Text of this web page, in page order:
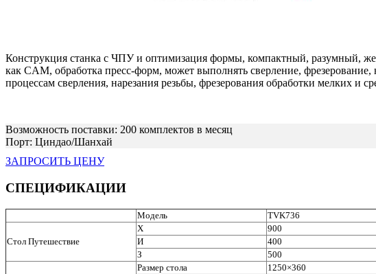
Конструкция станка с ЧПУ и оптимизация формы, компактный, разумный,
как CAM, обработка пресс-форм, может выполнять сверление,
процессам сверления, нарезания резьбы, фрезерования обработки мелких и
Возможность поставки: 200 комплектов в месяц
Порт: Циндао/Шанхай
ЗАПРОСИТЬ ЦЕНУ
СПЕЦИФИКАЦИИ
Модель TVK736
Стол Путешествие
Х
900
И
400
З
500
Размер стола
1250×360